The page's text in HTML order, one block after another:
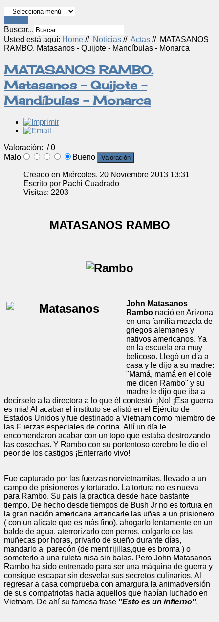
Buscar...
Usted está aquí: Home // Noticias // Actas // MATASANOS
RAMBO. Matasanos - Quijote - Mandíbulas - Monarca
MATASANOS RAMBO.
Matasanos - Quijote -
Mandíbulas - Monarca
Valoración: / 0
Malo
Bueno
Creado en Miércoles, 20 Noviembre 2013 13:31
Escrito por Pachi Cuadrado
Visitas: 2203
MATASANOS RAMBO
John Matasanos
Rambo nació en Arizona
en una familia mezcla de
griegos,alemanes y
nativos americanos. Ya
en la escuela era muy
belicoso. Llegó un día a
casa y le dijo a su madre:
"Mamá, mamá en el cole
me dicen Rambo" y su
madre le dijo que iba a
decirselo a la directora a lo que él contestó: ¡No! ¡Esa guerra
es mía! Al acabar el instituto se alistó en el Ejército de
Estados Unidos y fue destinado a Vietnam como miembro de
las Fuerzas especiales de cocina. Allí un día le
encomendaron acabar con un topo que estaba destrozando
las cosechas. Y Rambo con su portentoso cerebro le dio el
peor de los castigos ¡Enterrarlo vivo!
Fue capturado por las fuerzas norvietnamitas, llevado a un
campo de prisioneros y torturado. La tortura no es nueva
para Rambo. Su país la practica desde hace bastante
tiempo. De hecho desde tiempos de Bush Jr no es tortura en
la gran nación americana arrancarle las uñas a un prisionero
( con un alicate que es más fino), ahogarlo lentamente en un
balde de agua, aterrorizarlo con perros, colgarlo de las
muñecas por horas, privarlo de sueño durante días,
mandarlo al paredón (de mentirijillas,que es broma ) o
someterlo a una ruleta rusa sin balas. Pero John Matasanos
Rambo ha sido entrenado para ser una máquina de guerra y
consigue escapar sin desvelar sus secretos culinarios. Al
regresar a casa comprueba con amargura la animadversión
de sus compatriotas hacia aquellos que habían luchado en
Vietnam. De ahí su famosa frase "Esto es un infierno".